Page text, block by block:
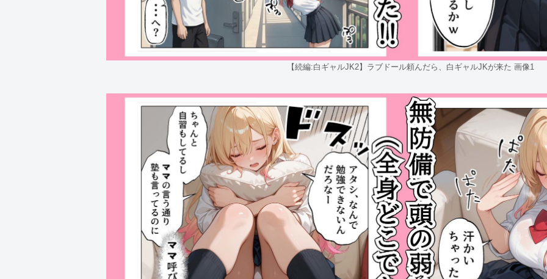
【続編:白ギャルJK2】ラブドール頼んだら、白ギャルJKが来た 画像1